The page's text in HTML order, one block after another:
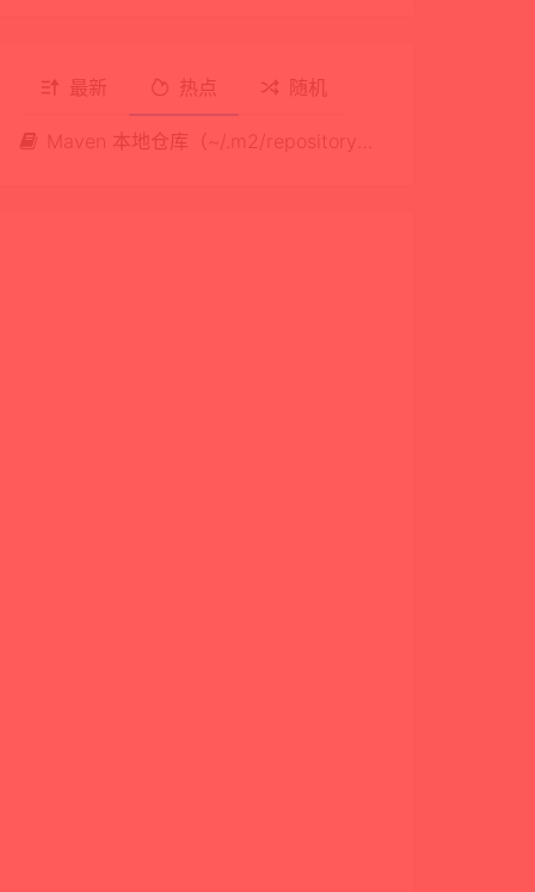
最新 热点 随机
Maven 本地仓库（~/.m2/repository）清理实战：如何安全删除无用依赖，释放大量磁盘空间